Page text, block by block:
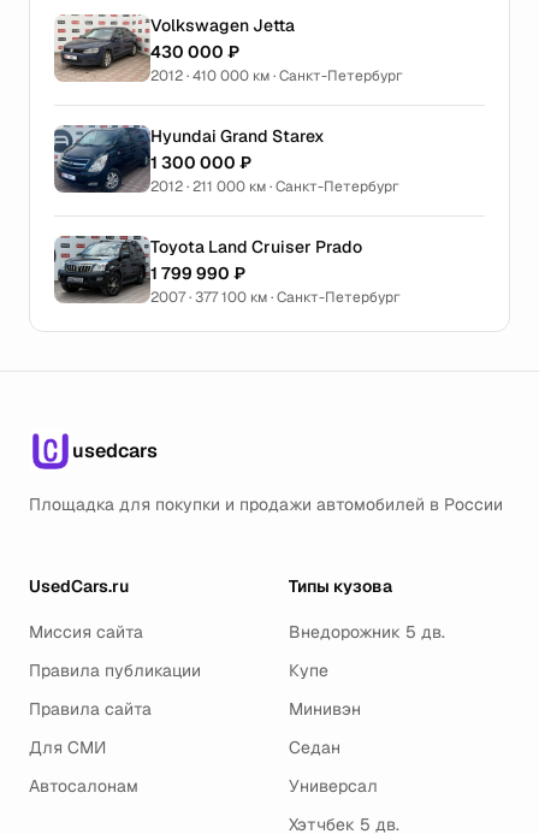
Volkswagen Jetta
430 000 ₽
2012 · 410 000 км · Санкт-Петербург
Hyundai Grand Starex
1 300 000 ₽
2012 · 211 000 км · Санкт-Петербург
Toyota Land Cruiser Prado
1 799 990 ₽
2007 · 377 100 км · Санкт-Петербург
usedcars
Площадка для покупки и продажи автомобилей в России
UsedCars.ru
Миссия сайта
Правила публикации
Правила сайта
Для СМИ
Автосалонам
Типы кузова
Внедорожник 5 дв.
Купе
Минивэн
Седан
Универсал
Хэтчбек 5 дв.